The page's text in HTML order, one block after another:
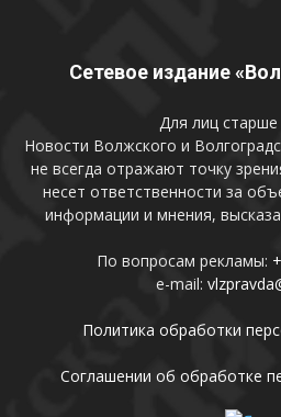
Сетевое издание
Для лиц старше
Новости Волжского и
не всегда отражают точку
несет ответственности за
информации и мнения,
По вопросам рекламы:
e-mail:
Политика обработки
Соглашении об обработке